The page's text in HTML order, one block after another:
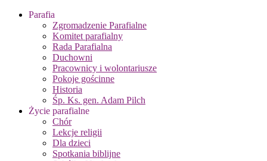
Parafia
Zgromadzenie Parafialne
Komitet parafialny
Rada Parafialna
Duchowni
Pracownicy i wolontariusze
Pokoje gościnne
Historia
Śp. Ks. gen. Adam Pilch
Życie parafialne
Chór
Lekcje religii
Dla dzieci
Spotkania biblijne